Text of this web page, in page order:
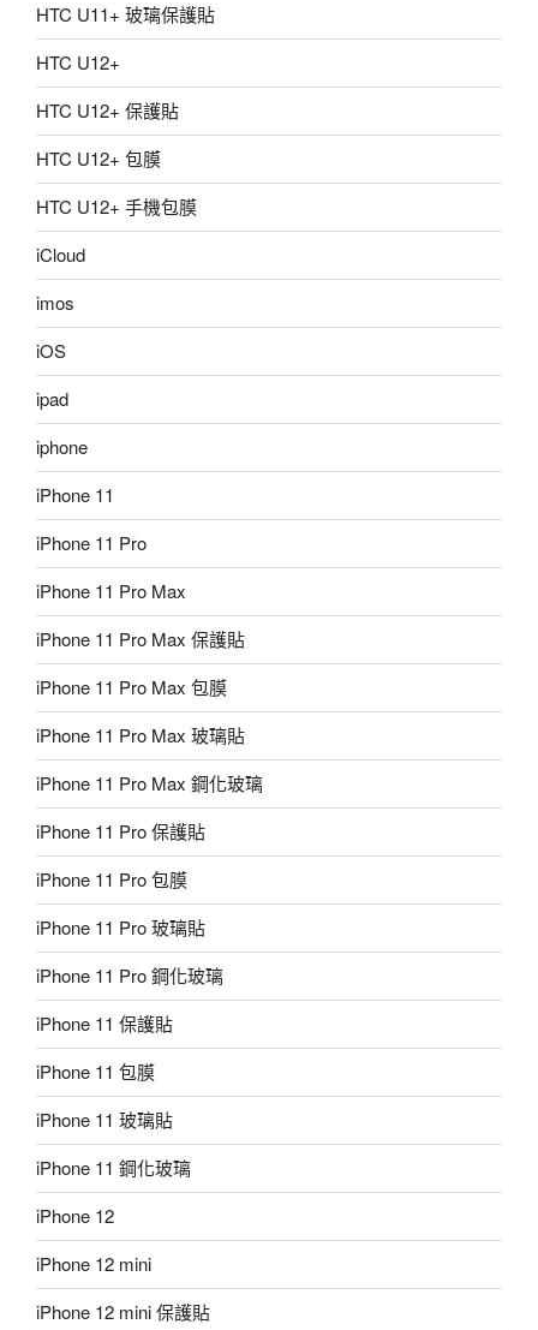
HTC U11+ 玻璃保護貼
HTC U12+
HTC U12+ 保護貼
HTC U12+ 包膜
HTC U12+ 手機包膜
iCloud
imos
iOS
ipad
iphone
iPhone 11
iPhone 11 Pro
iPhone 11 Pro Max
iPhone 11 Pro Max 保護貼
iPhone 11 Pro Max 包膜
iPhone 11 Pro Max 玻璃貼
iPhone 11 Pro Max 鋼化玻璃
iPhone 11 Pro 保護貼
iPhone 11 Pro 包膜
iPhone 11 Pro 玻璃貼
iPhone 11 Pro 鋼化玻璃
iPhone 11 保護貼
iPhone 11 包膜
iPhone 11 玻璃貼
iPhone 11 鋼化玻璃
iPhone 12
iPhone 12 mini
iPhone 12 mini 保護貼